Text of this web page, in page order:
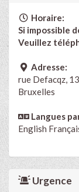
Horaire:
Si impossible
Veuillez
Adresse:
rue Defacqz,
Bruxelles
Langues
English
Urgence